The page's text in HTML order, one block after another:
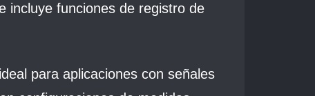
incluye funciones de registro de
para aplicaciones con señales